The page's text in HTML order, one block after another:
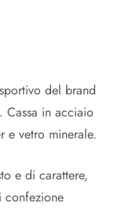
del brand
Cassa in acciaio
e vetro minerale.
e di carattere,
confezione